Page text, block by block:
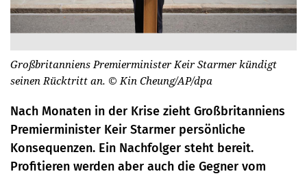
Großbritanniens Premierminister Keir Starmer kündigt
seinen Rücktritt an. © Kin Cheung/AP/dpa
Nach Monaten in der Krise zieht Großbritanniens
Premierminister Keir Starmer persönliche
Konsequenzen. Ein Nachfolger steht bereit.
Profitieren werden aber auch die Gegner vom